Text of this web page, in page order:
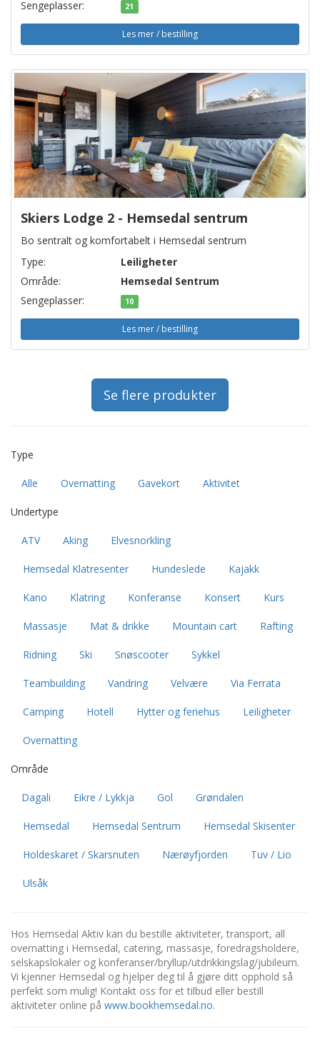
Sengeplasser:
21
Les mer / bestilling
Skiers Lodge 2 - Hemsedal sentrum
Bo sentralt og komfortabelt i Hemsedal sentrum
Type:
Leiligheter
Område:
Hemsedal Sentrum
Sengeplasser:
10
Les mer / bestilling
Se flere produkter
Type
Alle Overnatting Gavekort Aktivitet
Undertype
ATV Aking Elvesnorkling
Hemsedal Klatresenter Hundeslede Kajakk
Kano Klatring Konferanse Konsert Kurs
Massasje Mat & drikke Mountain cart Rafting
Ridning Ski Snøscooter Sykkel
Teambuilding Vandring Velvære Via Ferrata
Camping Hotell Hytter og feriehus Leiligheter
Overnatting
Område
Dagali Eikre / Lykkja Gol Grøndalen
Hemsedal Hemsedal Sentrum Hemsedal Skisenter
Holdeskaret / Skarsnuten Nærøyfjorden Tuv / Lio
Ulsåk
Hos Hemsedal Aktiv kan du bestille aktiviteter, transport, all
overnatting i Hemsedal, catering, massasje, foredragsholdere,
selskapslokaler og konferanser/bryllup/utdrikkingslag/jubileum.
Vi kjenner Hemsedal og hjelper deg til å gjøre ditt opphold så
perfekt som mulig! Kontakt oss for et tilbud eller bestill
aktiviteter online på www.bookhemsedal.no.